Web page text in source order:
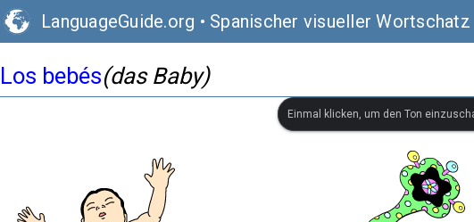
LanguageGuide.org • Spanischer visueller Wortschatz
Los bebés(das Baby)
Einmal klicken, um den Ton